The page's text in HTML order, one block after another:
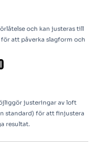
och kan justeras till
att påverka slagform och
justeringar av loft
standard) för att finjustera
resultat.